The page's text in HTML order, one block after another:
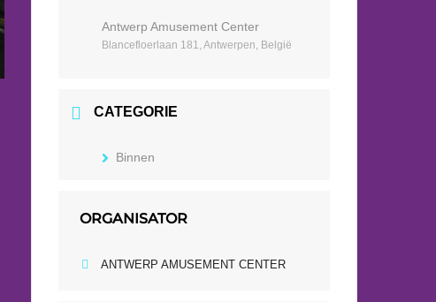
Antwerp Amusement Center
Blancefloerlaan 181, Antwerpen, België
CATEGORIE
Binnen
ORGANISATOR
ANTWERP AMUSEMENT CENTER